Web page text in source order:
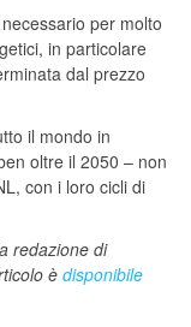
per molto
in particolare
dal prezzo
il mondo in
oltre il 2050 – non
con i loro cicli di
redazione di
è disponibile